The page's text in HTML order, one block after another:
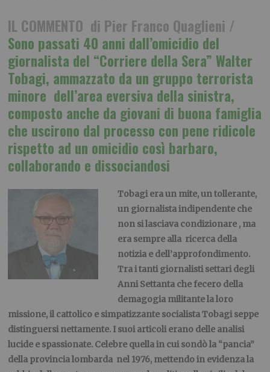
IL COMMENTO di Pier Franco Quaglieni /
Sono passati 40 anni dall’omicidio del
giornalista del “Corriere della Sera” Walter
Tobagi, ammazzato da un gruppo terrorista
minore dell’area eversiva della sinistra,
composto anche da giovani di buona famiglia
che uscirono dal processo con pene ridicole
rispetto ad un omicidio così barbaro,
collaborando e dissociandosi
Tobagi era un mite, un tollerante,
un giornalista indipendente che
non si lasciava condizionare , ma
era sempre alla ricerca della
notizia e dell’approfondimento.
Tra i tanti giornalisti settari degli
Anni Settanta che fecero della
demagogia militante la loro
missione, il cattolico e simpatizzante socialista Tobagi seppe
distinguersi nettamente. I suoi articoli erano delle analisi
lucide e spassionate. Celebre quella in cui sondò la “pancia”
della provincia lombarda nel 1976, mettendo in evidenza la